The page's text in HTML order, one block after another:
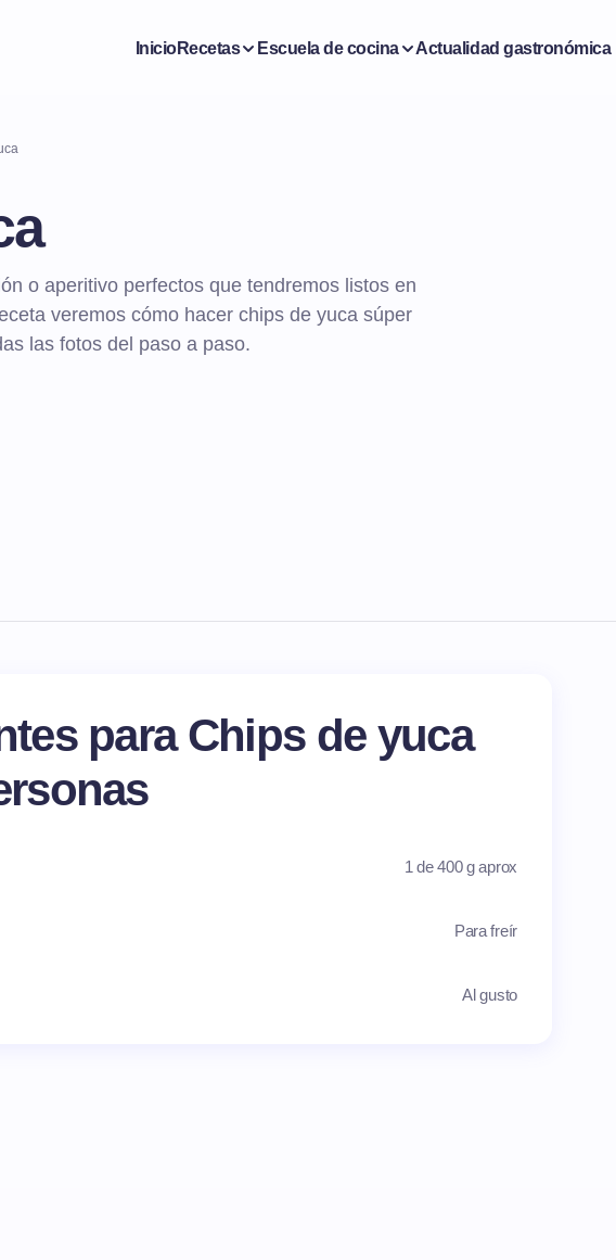
InicioRecetas Escuela de cocina Actualidad gastronómica
o aperitivo perfectos que tendremos listos en
veremos cómo hacer chips de yuca súper
las fotos del paso a paso.
para Chips de yuca
1 de 400 g aprox
Para freír
Al gusto